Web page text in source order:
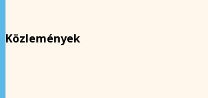
Közlemények